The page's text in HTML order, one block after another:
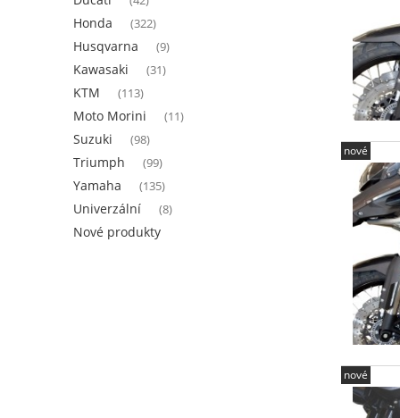
Honda (322)
Husqvarna (9)
Kawasaki (31)
KTM (113)
Moto Morini (11)
Suzuki (98)
Triumph (99)
Yamaha (135)
Univerzální (8)
Nové produkty
nové
nové